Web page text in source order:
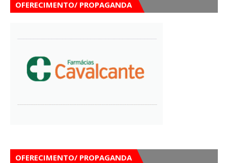
OFERECIMENTO/ PROPAGANDA
OFERECIMENTO/ PROPAGANDA